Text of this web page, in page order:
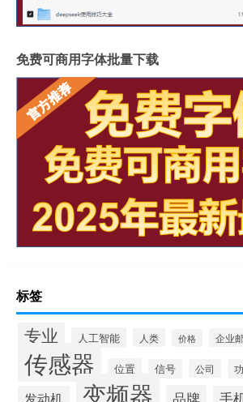
免费可商用字体批量下载
标签
专业 人工智能 人类 价格 企业
传感器 位置 信号 公司
发动机 变频器 品牌 手